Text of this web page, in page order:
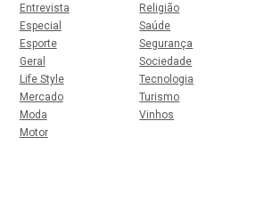
Entrevista
Especial
Esporte
Geral
Life Style
Mercado
Moda
Motor
Religião
Saúde
Segurança
Sociedade
Tecnologia
Turismo
Vinhos